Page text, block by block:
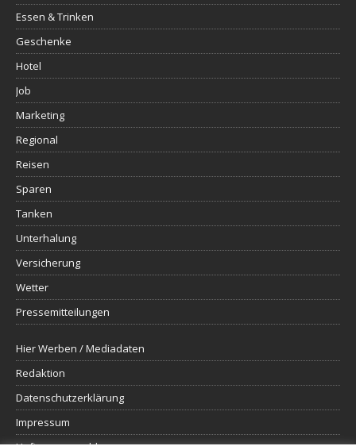
Essen & Trinken
Geschenke
Hotel
Job
Marketing
Regional
Reisen
Sparen
Tanken
Unterhalung
Versicherung
Wetter
Pressemitteilungen
Hier Werben / Mediadaten
Redaktion
Datenschutzerklärung
Impressum